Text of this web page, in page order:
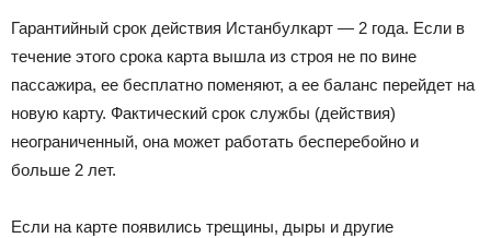
Гарантийный срок действия Истанбулкарт — 2 года. Если в
течение этого срока карта вышла из строя не по вине
пассажира, ее бесплатно поменяют, а ее баланс перейдет на
новую карту. Фактический срок службы (действия)
неограниченный, она может работать бесперебойно и
больше 2 лет.
Если на карте появились трещины, дыры и другие